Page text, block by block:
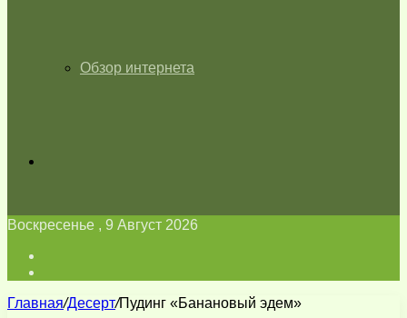
Обзор интернета
Воскресенье , 9 Август 2026
Главная/Десерт/Пудинг «Банановый эдем»